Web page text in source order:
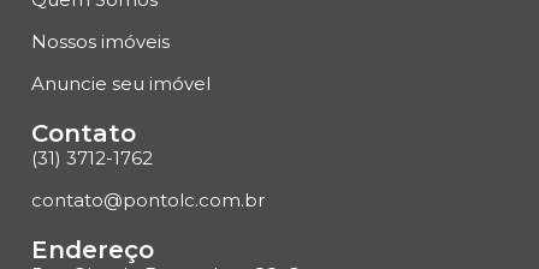
Nossos imóveis
Anuncie seu imóvel
Contato
(31) 3712-1762
contato@pontolc.com.br
Endereço